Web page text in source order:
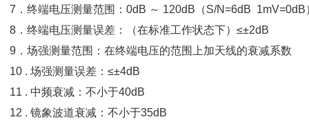
7．终端电压测量范围：0dB ～ 120dB（S/N=6dB 1mV=0dB
8．终端电压测量误差：（在标准工作状态下）≤±2dB
9．场强测量范围：在终端电压的范围上加天线的衰减系数
10 . 场强测量误差：≤±4dB
11 . 中频衰减：不小于40dB
12 . 镜象波道衰减：不小于35dB